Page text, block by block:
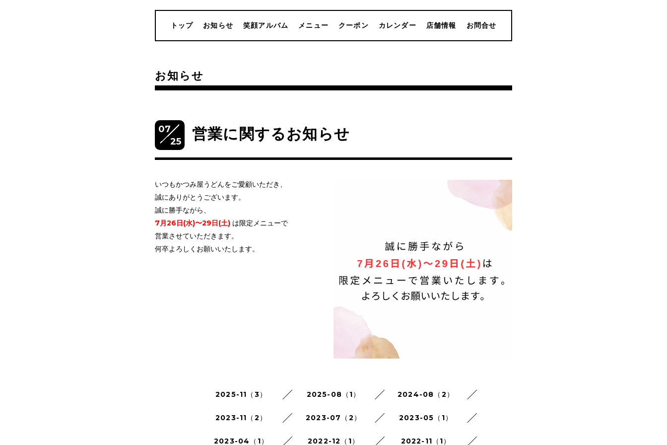
トップ お知らせ 笑顔アルバム メニュー クーポン カレンダー 店舗情報 お問合せ
お知らせ
07
25
営業に関するお知らせ
いつもかつみ屋うどんをご愛顧いただき、
誠にありがとうございます。
誠に勝手ながら、
7月26日(水)〜29日(土) は限定メニューで
営業させていただきます。
何卒よろしくお願いいたします。
2025-11（3） 2025-08（1） 2024-08（2）
2023-11（2） 2023-07（2） 2023-05（1）
2023-04（1） 2022-12（1） 2022-11（1）